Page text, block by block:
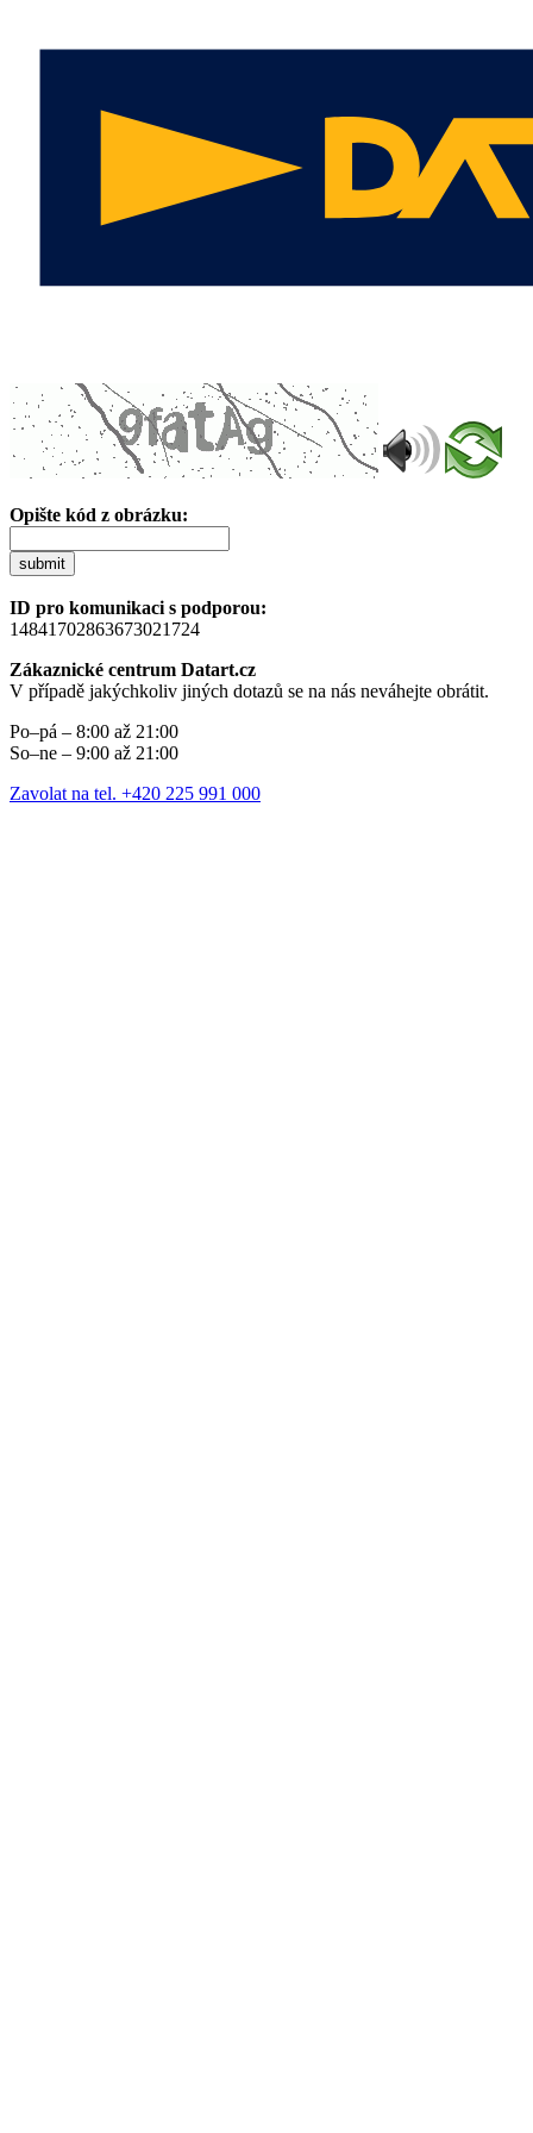
Opište kód z obrázku:
submit
ID pro komunikaci s podporou:
14841702863673021724
Zákaznické centrum Datart.cz
V případě jakýchkoliv jiných dotazů se na nás neváhejte obrátit.
Po–pá – 8:00 až 21:00
So–ne – 9:00 až 21:00
Zavolat na tel. +420 225 991 000